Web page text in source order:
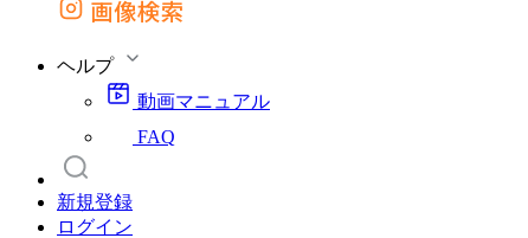
外部サイトの商品をカートに追加
画像検索
ヘルプ
動画マニュアル
FAQ
新規登録
ログイン